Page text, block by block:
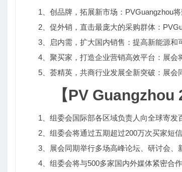
1、创品牌，拓展新市场：PVGuangzhou
2、促外销，直击最庞大的采购群体：
3、启内需，扩大国内销售：提高新能源和
4、聚买家，打造企业营销高效平台：展会
5、荟精英，共商行业发展全新突破：展会
【PV Guangzhou
1、组委会国际部各区域负责人向全球寄发
2、组委会将通过五期超过200万次买家短
3、展会同期举行多场高峰论坛、研讨会、
4、组委会将与500多家国内外媒体紧密合